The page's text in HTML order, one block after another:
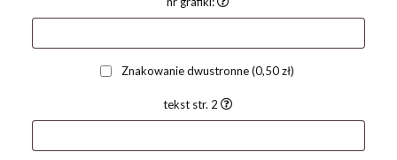
Znakowanie dwustronne(0,50 zł)
tekst str. 2